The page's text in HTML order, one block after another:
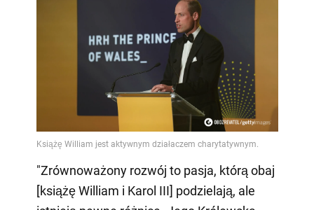
"Zrównoważony rozwój to pasja, którą obaj
[książę William i Karol III] podzielają, ale